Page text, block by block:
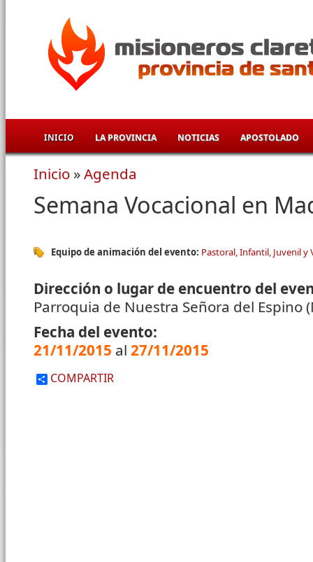
INICIO LA PROVINCIA NOTICIAS APOSTOLADO
Se encuentra usted aquí
Inicio »Agenda
Semana Vocacional en
Equipo de animación del evento: Pastoral, Infantil, Juvenil y
Dirección o lugar de encuentro del
Parroquia de Nuestra Señora del Espino
Fecha del evento:
21/11/2015 al 27/11/2015
COMPARTIR